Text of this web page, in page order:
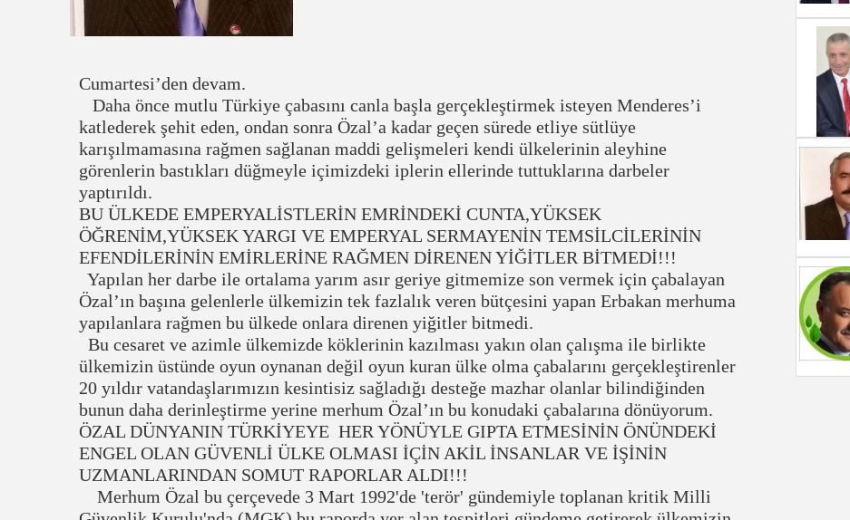
Cumartesi’den devam.
Daha önce mutlu Türkiye çabasını canla başla gerçekleştirmek isteyen Menderes’i
katlederek şehit eden, ondan sonra Özal’a kadar geçen sürede etliye sütlüye
karışılmamasına rağmen sağlanan maddi gelişmeleri kendi ülkelerinin aleyhine
görenlerin bastıkları düğmeyle içimizdeki iplerin ellerinde tuttuklarına darbeler
yaptırıldı.
BU ÜLKEDE EMPERYALİSTLERİN EMRİNDEKİ CUNTA,YÜKSEK
ÖĞRENİM,YÜKSEK YARGI VE EMPERYAL SERMAYENİN TEMSİLCİLERİNİN
EFENDİLERİNİN EMİRLERİNE RAĞMEN DİRENEN YİĞİTLER BİTMEDİ!!!
Yapılan her darbe ile ortalama yarım asır geriye gitmemize son vermek için çabalayan
Özal’ın başına gelenlerle ülkemizin tek fazlalık veren bütçesini yapan Erbakan merhuma
yapılanlara rağmen bu ülkede onlara direnen yiğitler bitmedi.
Bu cesaret ve azimle ülkemizde köklerinin kazılması yakın olan çalışma ile birlikte
ülkemizin üstünde oyun oynanan değil oyun kuran ülke olma çabalarını gerçekleştirenler
20 yıldır vatandaşlarımızın kesintisiz sağladığı desteğe mazhar olanlar bilindiğinden
bunun daha derinleştirme yerine merhum Özal’ın bu konudaki çabalarına dönüyorum.
ÖZAL DÜNYANIN TÜRKİYEYE HER YÖNÜYLE GIPTA ETMESİNİN ÖNÜNDEKİ
ENGEL OLAN GÜVENLİ ÜLKE OLMASI İÇİN AKİL İNSANLAR VE İŞİNİN
UZMANLARINDAN SOMUT RAPORLAR ALDI!!!
Merhum Özal bu çerçevede 3 Mart 1992'de 'terör' gündemiyle toplanan kritik Milli